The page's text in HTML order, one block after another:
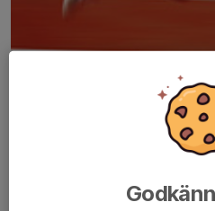
Här hamnar automatiskt de
att kunna börja administrera